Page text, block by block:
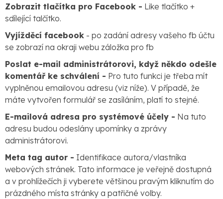
Zobrazit tlačítka pro Facebook - Like tlačítko +
sdílející talčítko.
Vyjížděcí facebook - po zadání adresy vašeho fb účtu
se zobrazí na okraji webu záložka pro fb
Poslat e-mail administrátorovi, když někdo odešle
komentář ke schválení - Pro tuto funkci je třeba mít
vyplněnou emailovou adresu (viz níže). V případě, že
máte vytvořen formulář se zasíláním, platí to stejné.
E-mailová adresa pro systémové účely - Na tuto
adresu budou odeslány upomínky a zprávy
administrátorovi.
Meta tag autor - Identifikace autora/vlastníka
webových stránek. Tato informace je veřejně dostupná
a v prohlížečích ji vyberete většinou pravým kliknutím do
prázdného místa stránky a patřičné volby.